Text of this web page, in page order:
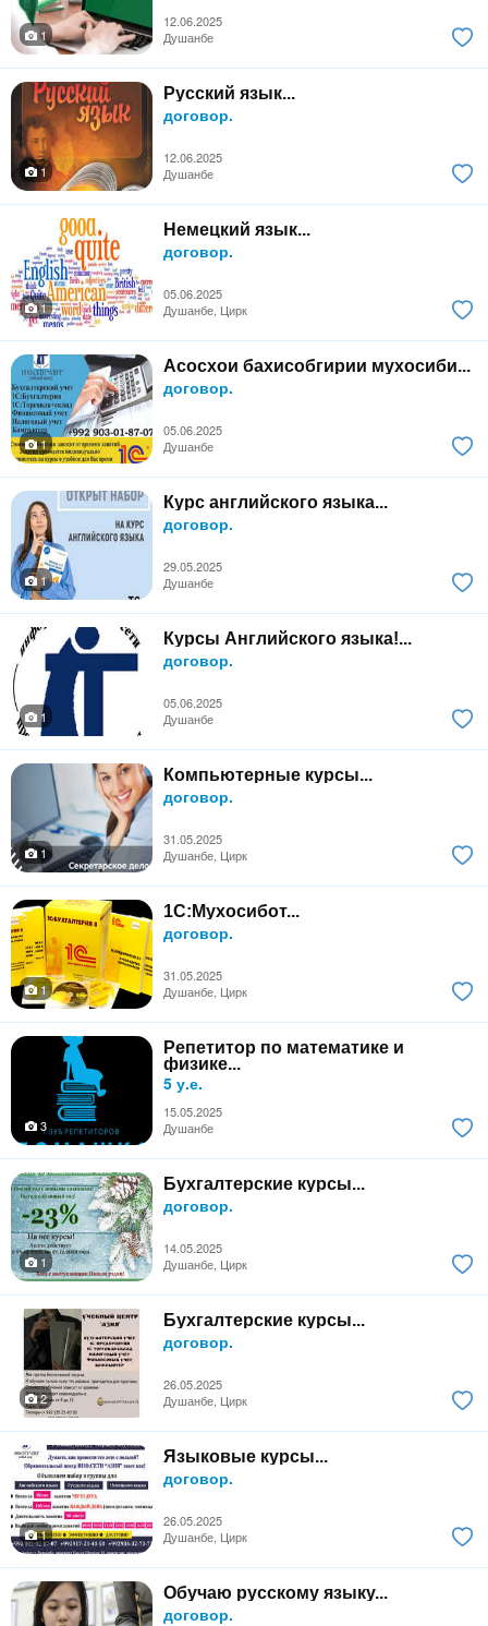
12.06.2025
1
Душанбе
Русский язык...
договор.
12.06.2025
1
Душанбе
Немецкий язык...
договор.
05.06.2025
1
Душанбе, Цирк
Асосхои бахисобгирии мухосиби...
договор.
05.06.2025
1
Душанбе
Курс английского языка...
договор.
29.05.2025
1
Душанбе
Курсы Английского языка!...
договор.
05.06.2025
1
Душанбе
Компьютерные курсы...
договор.
31.05.2025
1
Душанбе, Цирк
1С:Мухосибот...
договор.
31.05.2025
1
Душанбе, Цирк
Репетитор по математике и
физике...
5 у.е.
15.05.2025
3
Душанбе
Бухгалтерские курсы...
договор.
14.05.2025
1
Душанбе, Цирк
Бухгалтерские курсы...
договор.
26.05.2025
2
Душанбе, Цирк
Языковые курсы...
договор.
26.05.2025
1
Душанбе, Цирк
Обучаю русскому языку...
договор.